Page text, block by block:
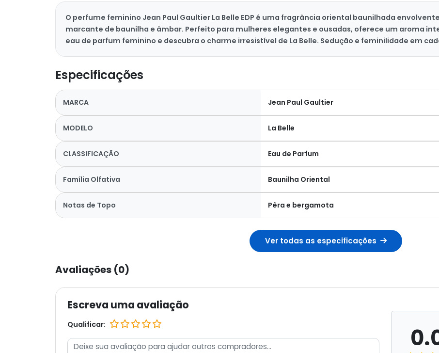
O perfume feminino Jean Paul Gaultier La Belle EDP é uma fragrância oriental baunilhada
marcante de baunilha e âmbar. Perfeito para mulheres elegantes e ousadas, oferece um aroma
eau de parfum feminino e descubra o charme irresistível de La Belle. Sedução e feminilidade em
Especificações
MARCA Jean Paul Gaultier
MODELO La Belle
CLASSIFICAÇÃO Eau de Parfum
Família Olfativa Baunilha Oriental
Notas de Topo Pêra e bergamota
Ver todas as especificações
Avaliações (0)
Escreva uma avaliação
Qualificar: